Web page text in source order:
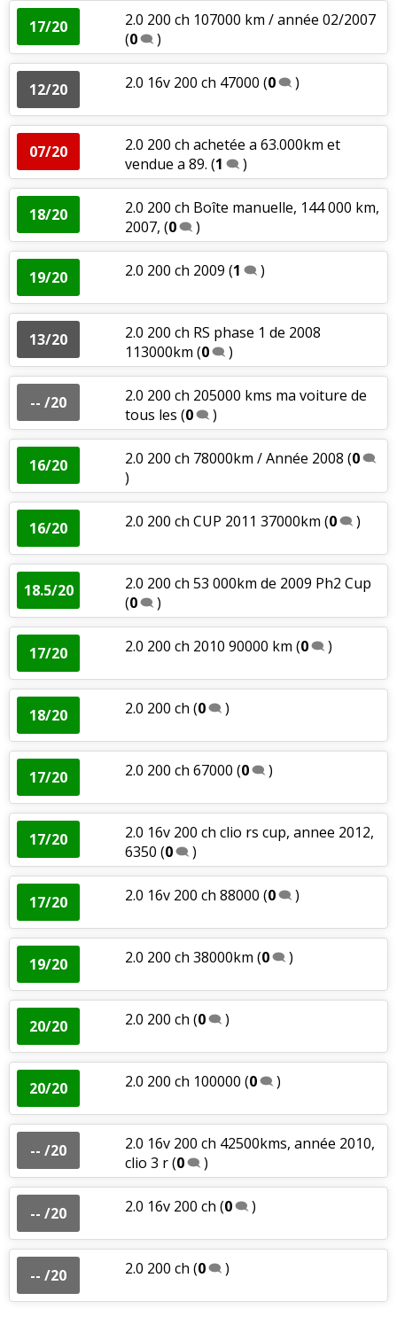
17/20
2.0 200 ch 107000 km / année 02/2007
(0 )
12/20 2.0 16v 200 ch 47000 (0 )
07/20
2.0 200 ch achetée a 63.000km et
vendue a 89. (1 )
18/20
2.0 200 ch Boîte manuelle, 144 000 km,
2007, (0 )
19/20 2.0 200 ch 2009 (1 )
13/20
2.0 200 ch RS phase 1 de 2008
113000km (0 )
-- /20
2.0 200 ch 205000 kms ma voiture de
tous les (0 )
16/20 2.0 200 ch 78000km / Année 2008 (0
)
16/20 2.0 200 ch CUP 2011 37000km (0 )
18.5/20
2.0 200 ch 53 000km de 2009 Ph2 Cup
(0 )
17/20 2.0 200 ch 2010 90000 km (0 )
18/20 2.0 200 ch (0 )
17/20 2.0 200 ch 67000 (0 )
17/20
2.0 16v 200 ch clio rs cup, annee 2012,
6350 (0 )
17/20 2.0 16v 200 ch 88000 (0 )
19/20 2.0 200 ch 38000km (0 )
20/20 2.0 200 ch (0 )
20/20 2.0 200 ch 100000 (0 )
-- /20
2.0 16v 200 ch 42500kms, année 2010,
clio 3 r(0 )
-- /20 2.0 16v 200 ch (0 )
-- /20 2.0 200 ch (0 )